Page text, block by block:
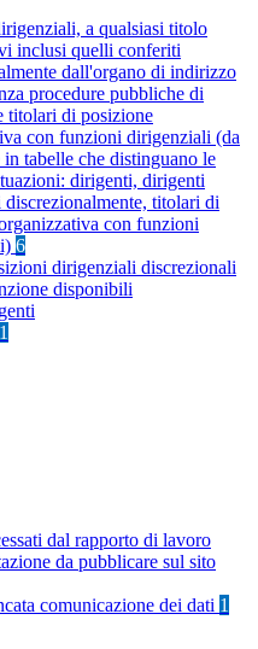
a qualsiasi titolo
inclusi quelli conferiti
dall'organo di indirizzo
procedure pubbliche di
titolari di posizione
con funzioni dirigenziali (da
tabelle che distinguano le
dirigenti, dirigenti
titolari di
con funzioni
6
dirigenziali discrezionali
disponibili
1
dal rapporto di lavoro
da pubblicare sul sito
comunicazione dei dati 1